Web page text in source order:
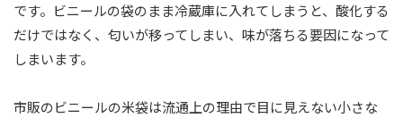
です。ビニールの袋のまま冷蔵庫に入れてしまうと、酸化する
だけではなく、匂いが移ってしまい、味が落ちる要因になって
しまいます。
市販のビニールの米袋は流通上の理由で目に見えない小さな